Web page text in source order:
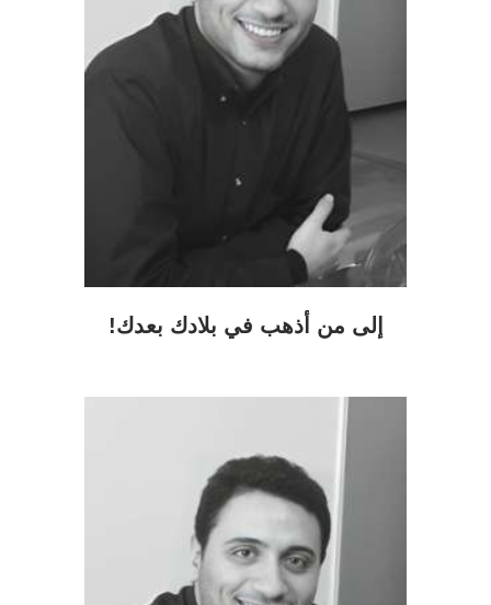
إلى من أذهب في بلادك بعدك!